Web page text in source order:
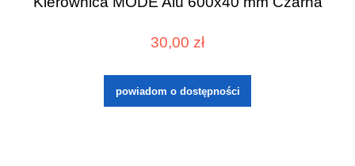
30,00 zł
powiadom o dostępności